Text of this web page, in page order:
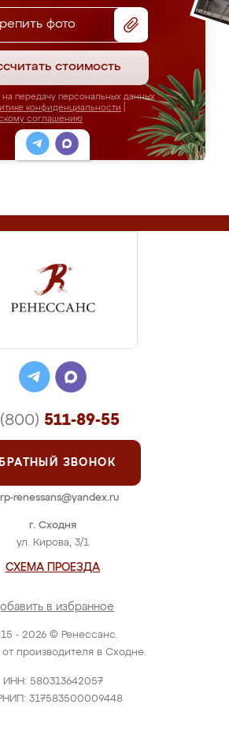
фото
стоимость
передачу персональных данных
конфиденциальности
соглашению
- 2026 © Ренессанс.
производителя в Сходне.
ИНН: 580313642057
317583500009448
г. Сходня
ул. Кирова, 3/1
СХЕМА ПРОЕЗДА
в избранное
511-89-55
ЗВОНОК
renessans@yandex.ru